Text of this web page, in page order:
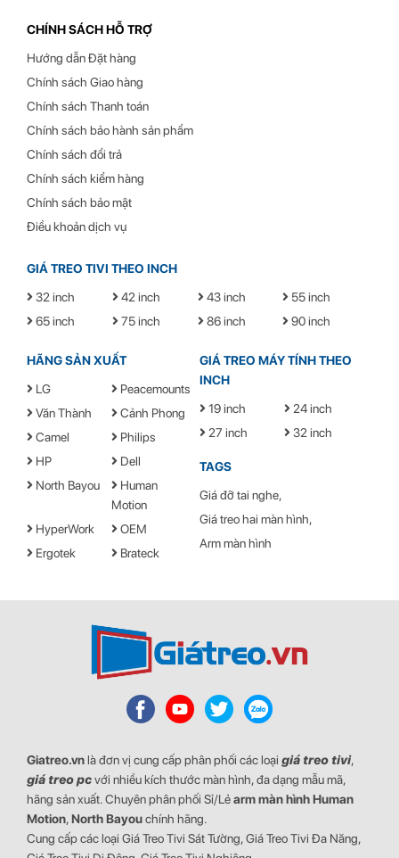
CHÍNH SÁCH HỖ TRỢ
Hướng dẫn Đặt hàng
Chính sách Giao hàng
Chính sách Thanh toán
Chính sách bảo hành sản phẩm
Chính sách đổi trả
Chính sách kiểm hàng
Chính sách bảo mật
Điều khoản dịch vụ
GIÁ TREO TIVI THEO INCH
32 inch
42 inch 43 inch
55 inch
65 inch
75 inch 86 inch 90 inch
HÃNG SẢN XUẤT
LG
Peacemounts
Văn Thành
Cảnh Phong
Camel
Philips
HP
Dell
North Bayou
Human
Motion
HyperWork
OEM
Ergotek
Brateck
GIÁ TREO MÁY TÍNH THEO
INCH
19 inch
24 inch
27 inch
32 inch
TAGS
Giá đỡ tai nghe
Giá treo hai màn hình
Arm màn hình
Giatreo.vnlà đơn vị cung cấp phân phối các loại giá treo tivi,
giá treo pcvới nhiều kích thước màn hình, đa dạng mẫu mã,
hãng sản xuất. Chuyên phân phối Sỉ/Lẻarm màn hìnhHuman
Motion,North Bayouchính hãng.
Cung cấp các loại Giá Treo Tivi Sát Tường, Giá Treo Tivi Đa Năng,